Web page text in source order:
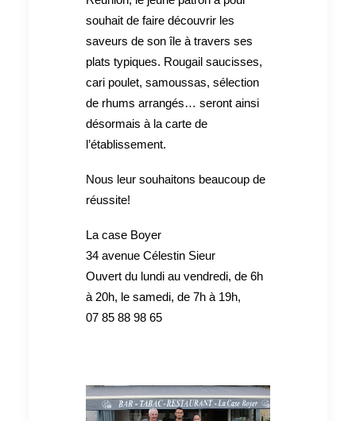
souhait de faire découvrir les
saveurs de son île à travers ses
plats typiques. Rougail saucisses,
cari poulet, samoussas, sélection
de rhums arrangés… seront ainsi
désormais à la carte de
l’établissement.
Nous leur souhaitons beaucoup de
réussite!
La case Boyer
34 avenue Célestin Sieur
Ouvert du lundi au vendredi, de 6h
à 20h, le samedi, de 7h à 19h,
07 85 88 98 65